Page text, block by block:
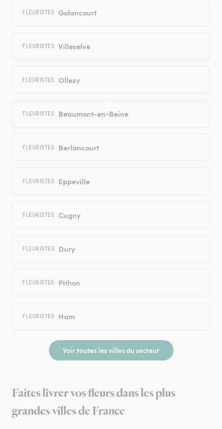
FLEURISTES Golancourt
FLEURISTES Villeselve
FLEURISTES Ollezy
FLEURISTES Beaumont-en-Beine
FLEURISTES Berlancourt
FLEURISTES Eppeville
FLEURISTES Cugny
FLEURISTES Dury
FLEURISTES Pithon
FLEURISTES Ham
Voir toutes les villes du secteur
Faites livrer vos fleurs dans les plus
grandes villes de France